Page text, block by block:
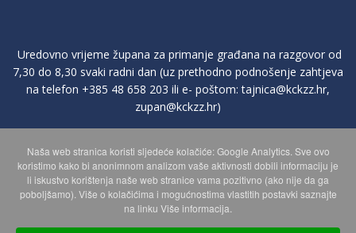
Uredovno vrijeme župana za primanje građana na razgovor od
7,30 do 8,30 svaki radni dan (uz prethodno podnošenje zahtjeva
na telefon +385 48 658 203 ili e- poštom:tajnica@kckzz.hr,
zupan@kckzz.hr)
POLITIKA ZAŠTITE PRIVATNOSTI OSOBNIH PODATAKA
MAPA WEBA
Naša web stranica koristi sljedeće kolačiće: Google Analytics. Sve ovo
koristimo kako bi anonimnom analizom vaše aktivnosti dobili informaciju je
li iskustvo korištenja naše web stranice vama pozitivno (ako nije da ga
poboljšamo). Više o kolačićima i mogućnostima vlastitih postavki saznajte
na linku Više informacija.